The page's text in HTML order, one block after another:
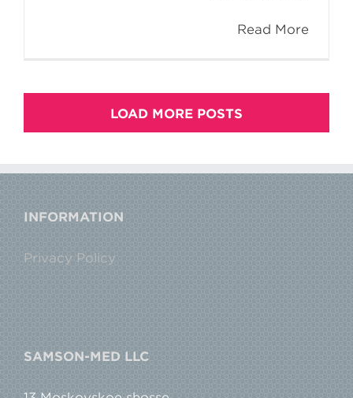
Read More
LOAD MORE POSTS
INFORMATION
Privacy Policy
SAMSON-MED LLC